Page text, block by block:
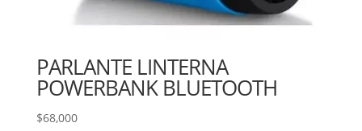
PARLANTE LINTERNA
POWERBANK BLUETOOTH
$68,000